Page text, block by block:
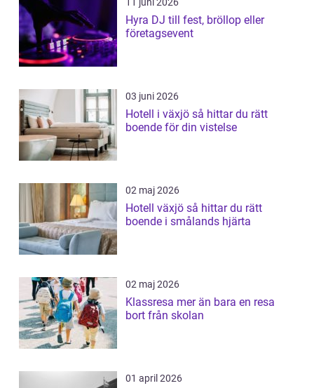
Hyra DJ till fest, bröllop eller
företagsevent
03 juni 2026
Hotell i växjö så hittar du rätt
boende för din vistelse
02 maj 2026
Hotell växjö så hittar du rätt
boende i smålands hjärta
02 maj 2026
Klassresa mer än bara en resa
bort från skolan
01 april 2026